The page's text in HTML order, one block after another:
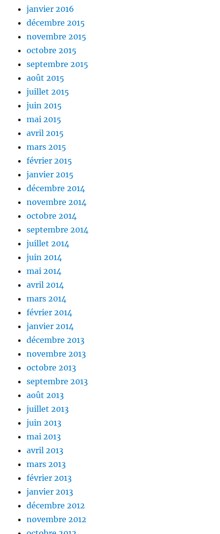
janvier 2016
décembre 2015
novembre 2015
octobre 2015
septembre 2015
août 2015
juillet 2015
juin 2015
mai 2015
avril 2015
mars 2015
février 2015
janvier 2015
décembre 2014
novembre 2014
octobre 2014
septembre 2014
juillet 2014
juin 2014
mai 2014
avril 2014
mars 2014
février 2014
janvier 2014
décembre 2013
novembre 2013
octobre 2013
septembre 2013
août 2013
juillet 2013
juin 2013
mai 2013
avril 2013
mars 2013
février 2013
janvier 2013
décembre 2012
novembre 2012